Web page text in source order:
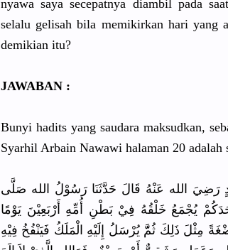
nyawa saya secepatnya diambil pada
selalu gelisah bila memikirkan hari yang
demikian itu?
JAWABAN :
Bunyi hadits yang saudara maksudkan,
Syarhil Arbain Nawawi halaman 20 adalah
رَضِيَ الله عَنْهُ قَالَ حَدَّثَنَا رَسُوْلُ الله صَلَّى
يُجْمَعُ خَلْقُهُ فِيْ بَطْنِ أُمِّهِ أَرْبَعِيْنَ يَوْمًا
مِثْلَ ذَلِكَ ثُمَّّ يُرْسَلُ إِلَيْهِ الْمَلَكُ فَيَنْفُخُ فِيْهِ